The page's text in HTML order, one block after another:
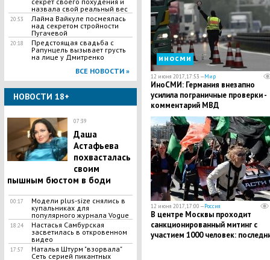
назвала свой реальный вес
20:53
Лайма Вайкуле посмеялась
над секретом стройности
Пугачевой
20:18
Предстоящая свадьба с
Рапунцель вызывает грусть
на лице у Дмитренко
ВСЕ НОВОСТИ »
НОВОСТИ 18+
07:39
Даша
Астафьева
похвасталась
своим
пышным бюстом в боди
00:17
Модели plus-size снялись в
купальниках для
популярного журнала Vogue
18:24
Настасья Самбурская
засветилась в откровенном
видео
17:57
Наталья Штурм "взорвала"
Сеть серией пикантных
иносми
12 июня 2017, 17:53 —Мир
ИноСМИ: Германия внезапно
усилила пограничные проверки -
комментарий МВД
12 июня 2017, 17:00 —Россия
В центре Москвы проходит
санкционированный митинг с
участием 1000 человек: